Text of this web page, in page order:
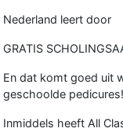
Nederland leert door
GRATIS
En dat komt goed uit
geschoolde pedicures!
Inmiddels heeft All